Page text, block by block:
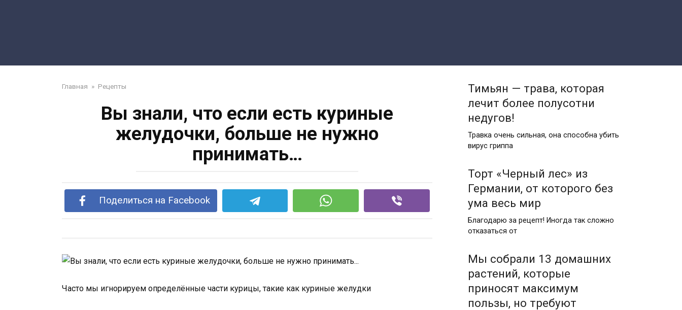
Главная » Рецепты
Вы знали, что если есть куриные
желудочки, больше не нужно
принимать…
Поделиться на Facebook
Часто мы игнорируем определённые части курицы, такие как куриные желудки
Тимьян — трава, которая
лечит более полусотни
недугов!
Травка очень сильная, она способна убить
вирус гриппа
Торт «Черный лес» из
Германии, от которого без
ума весь мир
Благодарю за рецепт! Иногда так сложно
отказаться от
Мы собрали 13 домашних
растений, которые
приносят максимум
пользы, но требуют